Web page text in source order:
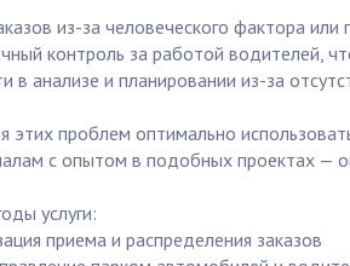
из-за человеческого фактора или
контроль за работой водителей,
в анализе и планировании из-за
этих проблем оптимально
с опытом в подобных проектах —
услуги:
приема и распределения заказов